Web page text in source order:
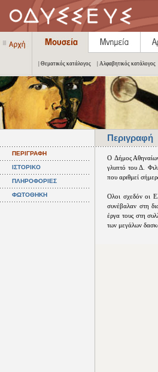
| Θεματικός κατάλογος | Αλφαβητικός κατάλογος
Περιγραφή
ΠΕΡΙΓΡΑΦΗ
ΙΣΤΟΡΙΚΟ
ΠΛΗΡΟΦΟΡΙΕΣ
ΦΩΤΟΘΗΚΗ
O Δήμος
γλυπτό του Δ.
που αριθμεί
Oλοι σχεδόν οι
συνέβαλαν στη
έργα τους στη
των μεγάλων